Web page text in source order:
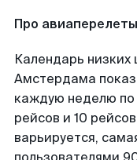
Про
Календарь низких
Амстердама
каждую неделю
рейсов и 10
варьируется,